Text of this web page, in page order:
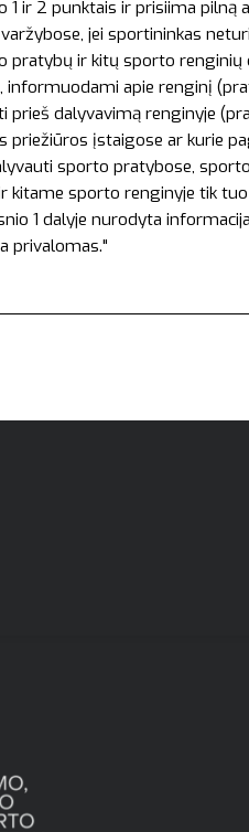
ir 2 punktais ir prisiima
jei sportininkas
ir kitų sporto renginių
apie renginį
dalyvavimą renginyje
įstaigose ar kurie
sporto pratybose,
sporto renginyje tik
1 dalyje nurodyta
privalomas."